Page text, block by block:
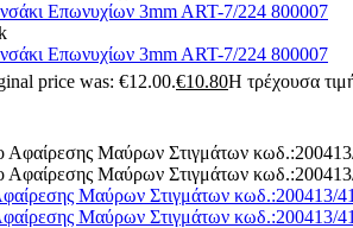
Επωνυχίων 3mm ART-7/224 800007
Επωνυχίων 3mm ART-7/224 800007
price was: €12.00.€10.80Η τρέχουσα
Μαύρων Στιγμάτων κωδ.:200413/
Μαύρων Στιγμάτων κωδ.:200413/